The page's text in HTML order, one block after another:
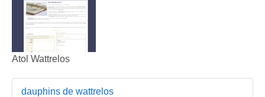
Atol Wattrelos
dauphins de wattrelos